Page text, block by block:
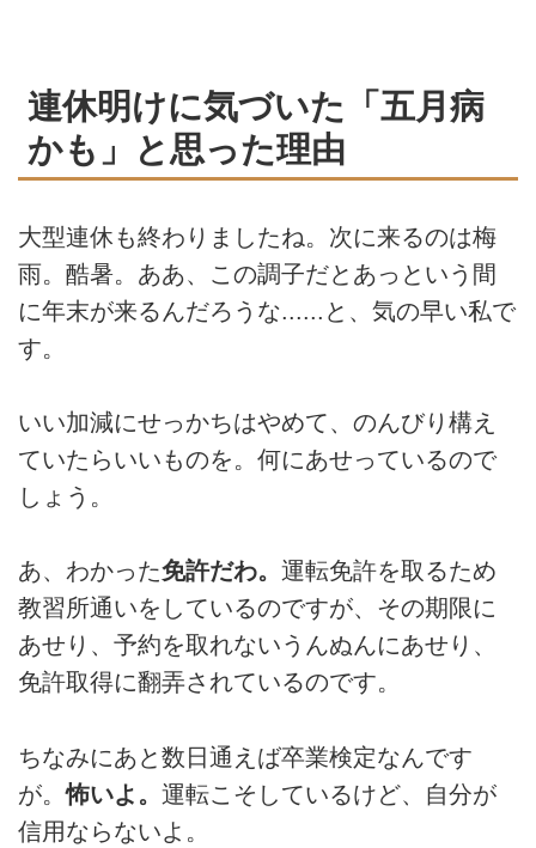
連休明けに気づいた「五月病
かも」と思った理由
大型連休も終わりましたね。次に来るのは梅
雨。酷暑。ああ、この調子だとあっという間
に年末が来るんだろうな......と、気の早い私で
す。
いい加減にせっかちはやめて、のんびり構え
ていたらいいものを。何にあせっているので
しょう。
あ、わかった免許だわ。 運転免許を取るため
教習所通いをしているのですが、その期限に
あせり、予約を取れないうんぬんにあせり、
免許取得に翻弄されているのです。
ちなみにあと数日通えば卒業検定なんです
が。怖いよ。 運転こそしているけど、自分が
信用ならないよ。